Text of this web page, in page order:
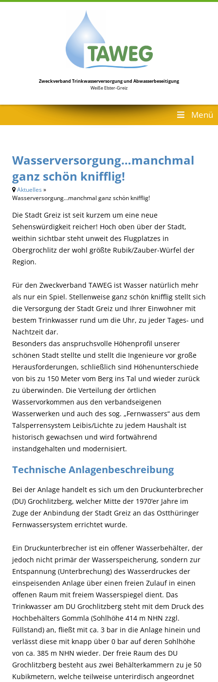
Zweckverband Trinkwasserversorgungund Abwasserbeseitigung
Weiße Elster-Greiz
Menü
Wasserversorgung…manchmal
ganz schön knifflig!
Aktuelles »
Wasserversorgung…manchmal ganz schön knifflig!
Die Stadt Greiz ist seit kurzem um eine neue
Sehenswürdigkeit reicher! Hoch oben über der Stadt,
weithin sichtbar steht unweit des Flugplatzes in
Obergrochlitz der wohl größte Rubik/Zauber-Würfel der
Region.
Für den Zweckverband TAWEG ist Wasser natürlich mehr
als nur ein Spiel. Stellenweise ganz schön knifflig stellt sich
die Versorgung der Stadt Greiz und Ihrer Einwohner mit
bestem Trinkwasser rund um die Uhr, zu jeder Tages- und
Nachtzeit dar.
Besonders das anspruchsvolle Höhenprofil unserer
schönen Stadt stellte und stellt die Ingenieure vor große
Herausforderungen, schließlich sind Höhenunterschiede
von bis zu 150 Meter vom Berg ins Tal und wieder zurück
zu überwinden. Die Verteilung der örtlichen
Wasservorkommen aus den verbandseigenen
Wasserwerken und auch des sog. „Fernwassers“ aus dem
Talsperrensystem Leibis/Lichte zu jedem Haushalt ist
historisch gewachsen und wird fortwährend
instandgehalten und modernisiert.
Technische Anlagenbeschreibung
Bei der Anlage handelt es sich um den Druckunterbrecher
(DU) Grochlitzberg, welcher Mitte der 1970’er Jahre im
Zuge der Anbindung der Stadt Greiz an das Ostthüringer
Fernwassersystem errichtet wurde.
Ein Druckunterbrecher ist ein offener Wasserbehälter, der
jedoch nicht primär der Wasserspeicherung, sondern zur
Entspannung (Unterbrechung) des Wasserdruckes der
einspeisenden Anlage über einen freien Zulauf in einen
offenen Raum mit freiem Wasserspiegel dient. Das
Trinkwasser am DU Grochlitzberg steht mit dem Druck des
Hochbehälters Gommla (Sohlhöhe 414 m NHN zzgl.
Füllstand) an, fließt mit ca. 3 bar in die Anlage hinein und
verlässt diese mit knapp über 0 bar auf deren Sohlhöhe
von ca. 385 m NHN wieder. Der freie Raum des DU
Grochlitzberg besteht aus zwei Behälterkammern zu je 50
Kubikmetern, welche teilweise unterirdisch angeordnet